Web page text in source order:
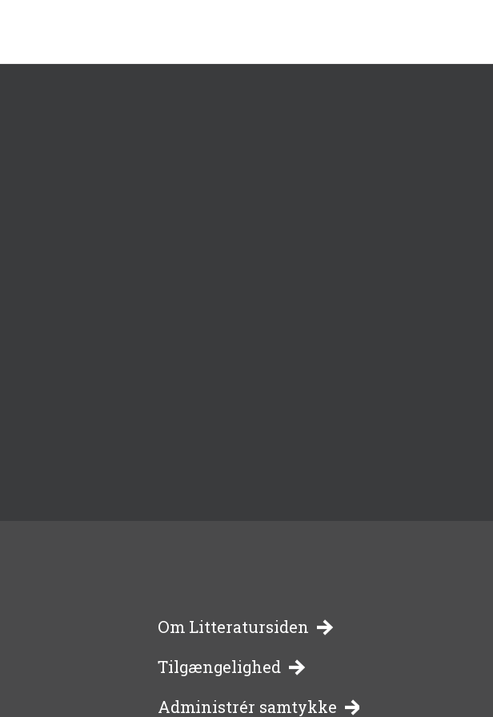
-
bibliotekernes
Om Litteratursiden
Tilgængelighed
Administrér samtykke